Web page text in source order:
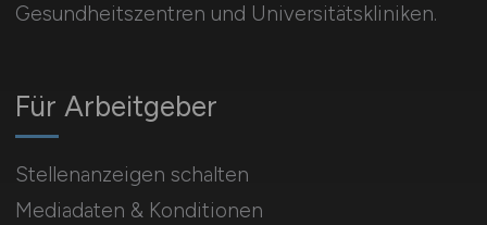
Gesundheitszentren und Universitätskliniken.
Für Arbeitgeber
Stellenanzeigen schalten
Mediadaten & Konditionen